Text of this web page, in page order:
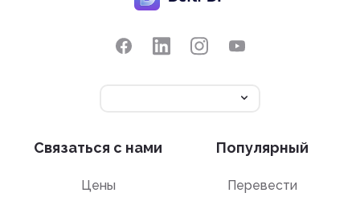
Связаться с нами
Цены
Популярный
Перевести